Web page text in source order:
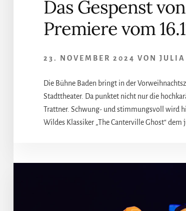
Das Gespenst
Premiere vom
23. NOVEMBER 2024 VON JULIA
Die Bühne Baden bringt in der
Stadttheater. Da punktet nicht nur die
Trattner. Schwung- und stimmungsvoll wird
Wildes Klassiker „The Canterville Ghost“